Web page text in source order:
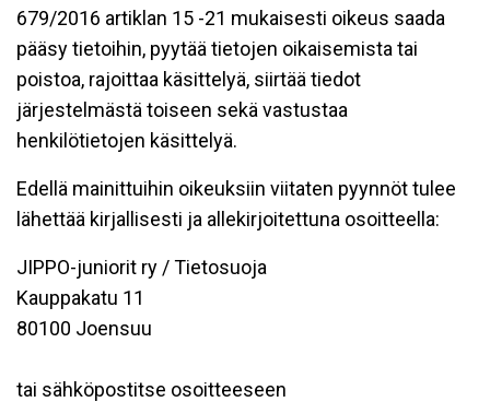
679/2016 artiklan 15 -21 mukaisesti oikeus saada
pääsy tietoihin, pyytää tietojen oikaisemista tai
poistoa, rajoittaa käsittelyä, siirtää tiedot
järjestelmästä toiseen sekä vastustaa
henkilötietojen käsittelyä.
Edellä mainittuihin oikeuksiin viitaten pyynnöt tulee
lähettää kirjallisesti ja allekirjoitettuna osoitteella:
JIPPO-juniorit ry / Tietosuoja
Kauppakatu 11
80100 Joensuu
tai sähköpostitse osoitteeseen